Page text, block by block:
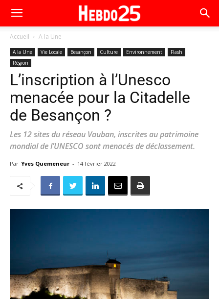
Accueil A la Une
A la Une Vie Locale Besançon Culture Environnement
Flash
Région
L’inscription à l’Unesco
menacée pour la Citadelle
de Besançon ?
Les 12 sites du réseau Vauban, inscrites au patrimoine
mondial de l’UNESCO sont menacés de déclassement.
Par Yves Quemeneur - 14 février 2022